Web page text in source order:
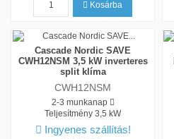
Kosárba
Cascade Nordic SAVE
CWH12NSM 3,5 kW inverteres
split klíma
CWH12NSM
2-3 munkanap
Teljesítmény3,5 kW
Ingyenes szállítás!